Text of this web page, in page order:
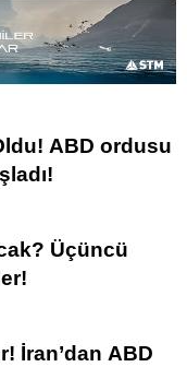
Üçüncü
İran’dan ABD